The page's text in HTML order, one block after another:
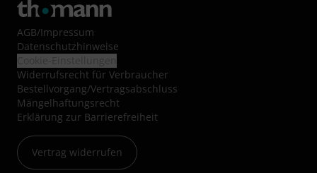
AGB/Impressum
Datenschutzhinweise
Widerrufsrecht für Verbraucher
Bestellvorgang/Vertragsabschluss
Mängelhaftungsrecht
Erklärung zur Barrierefreiheit
Vertrag widerrufen